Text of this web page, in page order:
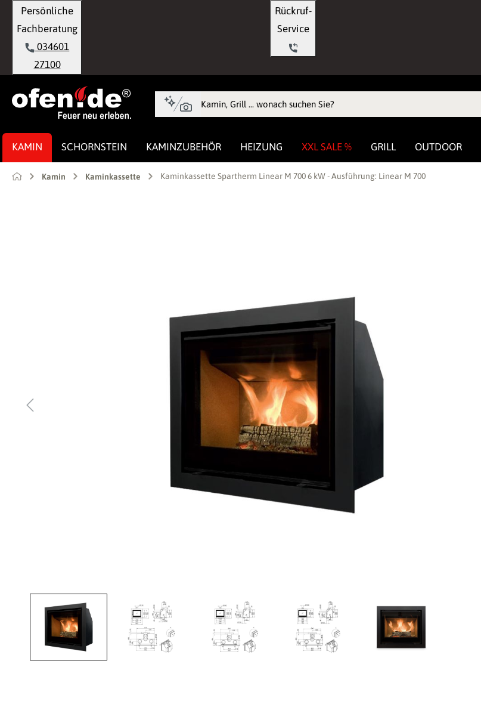
Zur Hauptnavigation springen
Persönliche
Fachberatung
034601
27100
Rückruf-
KAMIN SCHORNSTEIN KAMINZUBEHÖR HEIZUNG XXL SALE % GRILL OUTDOOR
Kamin Kaminkassette Kaminkassette Spartherm Linear M 700 6 kW - Ausführung: Linear M 700